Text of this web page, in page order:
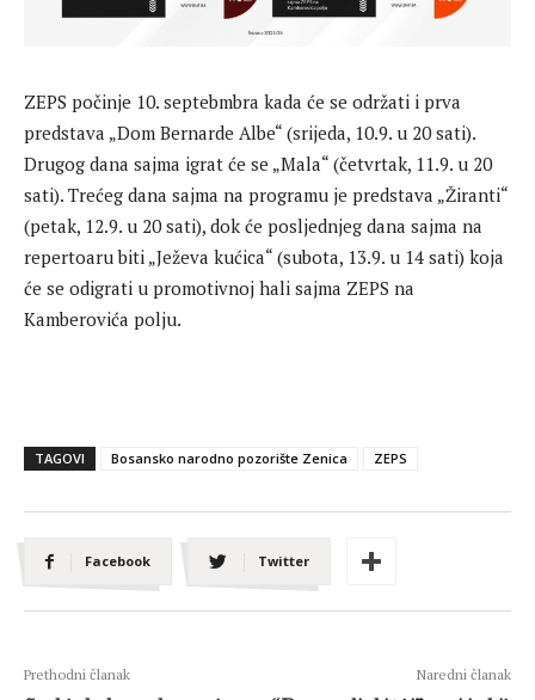
ZEPS počinje 10. septebmbra kada će se održati i prva
predstava „Dom Bernarde Albe“ (srijeda, 10.9. u 20 sati).
Drugog dana sajma igrat će se „Mala“ (četvrtak, 11.9. u 20
sati). Trećeg dana sajma na programu je predstava „Žiranti“
(petak, 12.9. u 20 sati), dok će posljednjeg dana sajma na
repertoaru biti „Ježeva kućica“ (subota, 13.9. u 14 sati) koja
će se odigrati u promotivnoj hali sajma ZEPS na
Kamberovića polju.
TAGOVI Bosansko narodno pozorište Zenica ZEPS
Facebook Twitter
Prethodni članak Naredni članak